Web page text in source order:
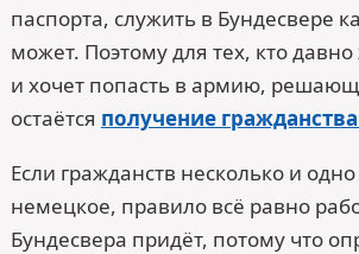
паспорта, служить в Бундесвере
может. Поэтому для тех, кто
и хочет попасть в армию,
остаётся получение
Если гражданств несколько и
немецкое, правило всё равно
Бундесвера придёт, потому что